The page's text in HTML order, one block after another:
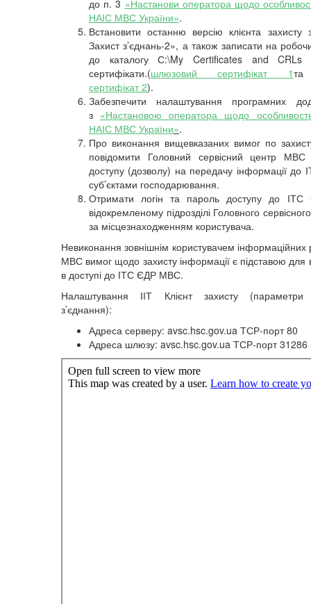
до п. 3 «Настанови оператора щодо
НАІС МВС України».
Встановити останню версію клієнта захисту
Захист з’єднань-2», а також записати на
до каталогу С:\My Certificates and CRLs
сертифікати.(шлюзовий сертифікат 1
сертифікат 2).
Забезпечити налаштування програмних
з «Настановою оператора щодо
НАІС МВС України».
Про виконання вищевказаних вимог по
повідомити Головний сервісний центр
доступу (дозволу) на передачу інформації
суб’єктами господарювання.
Отримати логін та пароль доступу до
відокремленому підрозділі Головного
за місцезнаходженням користувача.
Невиконання зовнішнім користувачем інформаційних
МВС вимог щодо захисту інформації є підставою для
в доступі до ІТС ЄДР МВС.
Налаштування ІІТ Клієнт захисту (параметри
з’єднання):
Адреса серверу: avsc.hsc.gov.ua ТСР-порт 80
Адреса шлюзу: avsc.hsc.gov.ua ТСР-порт 31286